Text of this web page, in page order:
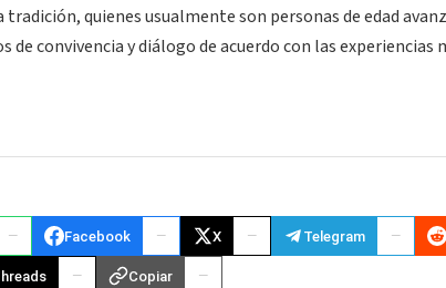
quienes usualmente son personas de edad
de convivencia y diálogo de acuerdo con las experiencias
Facebook X Telegram
Copiar